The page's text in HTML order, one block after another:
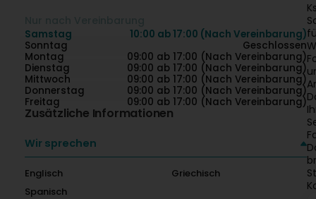
Samstag
10:00 ab 17:00 (Nach Vereinbarung)
Sonntag
Geschlossen
Montag
09:00 ab 17:00 (Nach Vereinbarung)
Dienstag
09:00 ab 17:00 (Nach Vereinbarung)
Mittwoch
09:00 ab 17:00 (Nach Vereinbarung)
Donnerstag
09:00 ab 17:00 (Nach Vereinbarung)
Freitag
09:00 ab 17:00 (Nach Vereinbarung)
Zusätzliche Informationen
Wir sprechen
Englisch
Spanisch
Griechisch